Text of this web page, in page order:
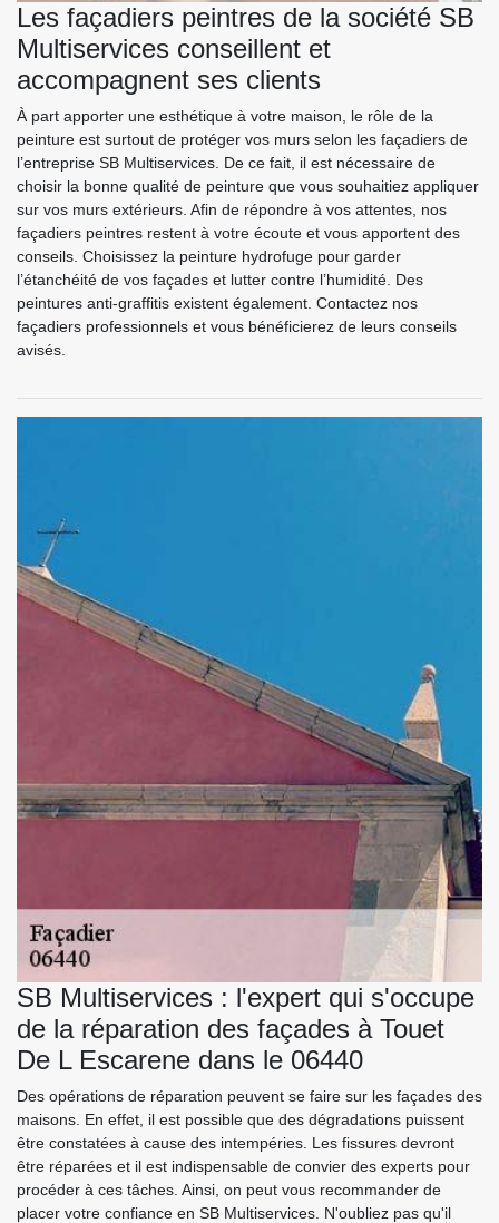
Les façadiers peintres de la société SB
Multiservices conseillent et
accompagnent ses clients
À part apporter une esthétique à votre maison, le rôle de la
peinture est surtout de protéger vos murs selon les façadiers de
l’entreprise SB Multiservices. De ce fait, il est nécessaire de
choisir la bonne qualité de peinture que vous souhaitiez appliquer
sur vos murs extérieurs. Afin de répondre à vos attentes, nos
façadiers peintres restent à votre écoute et vous apportent des
conseils. Choisissez la peinture hydrofuge pour garder
l’étanchéité de vos façades et lutter contre l’humidité. Des
peintures anti-graffitis existent également. Contactez nos
façadiers professionnels et vous bénéficierez de leurs conseils
avisés.
SB Multiservices : l'expert qui s'occupe
de la réparation des façades à Touet
De L Escarene dans le 06440
Des opérations de réparation peuvent se faire sur les façades des
maisons. En effet, il est possible que des dégradations puissent
être constatées à cause des intempéries. Les fissures devront
être réparées et il est indispensable de convier des experts pour
procéder à ces tâches. Ainsi, on peut vous recommander de
placer votre confiance en SB Multiservices. N'oubliez pas qu'il